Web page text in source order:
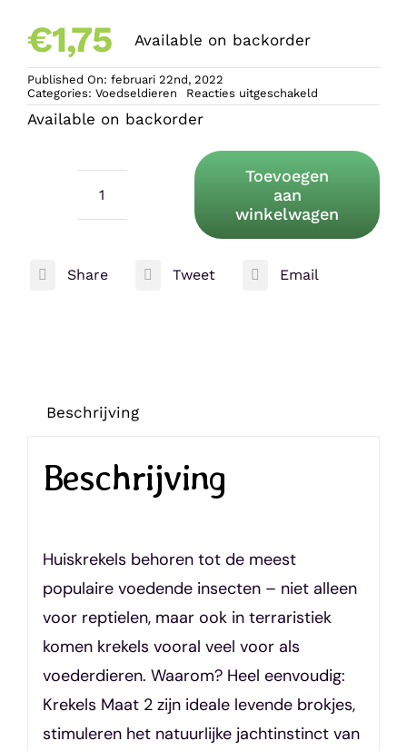
€1,75 Available on backorder
Published On: februari 22nd, 2022
Categories: Voedseldieren Reacties uitgeschakeldvoor
Krekels
Available on backorder
aantal
Toevoegen
aan
winkelwagen
Share Tweet Email
Beschrijving
Beschrijving
Huiskrekels behoren tot de meest
populaire voedende insecten – niet alleen
voor reptielen, maar ook in terraristiek
komen krekels vooral veel voor als
voederdieren. Waarom? Heel eenvoudig:
Krekels Maat 2 zijn ideale levende brokjes,
stimuleren het natuurlijke jachtinstinct van